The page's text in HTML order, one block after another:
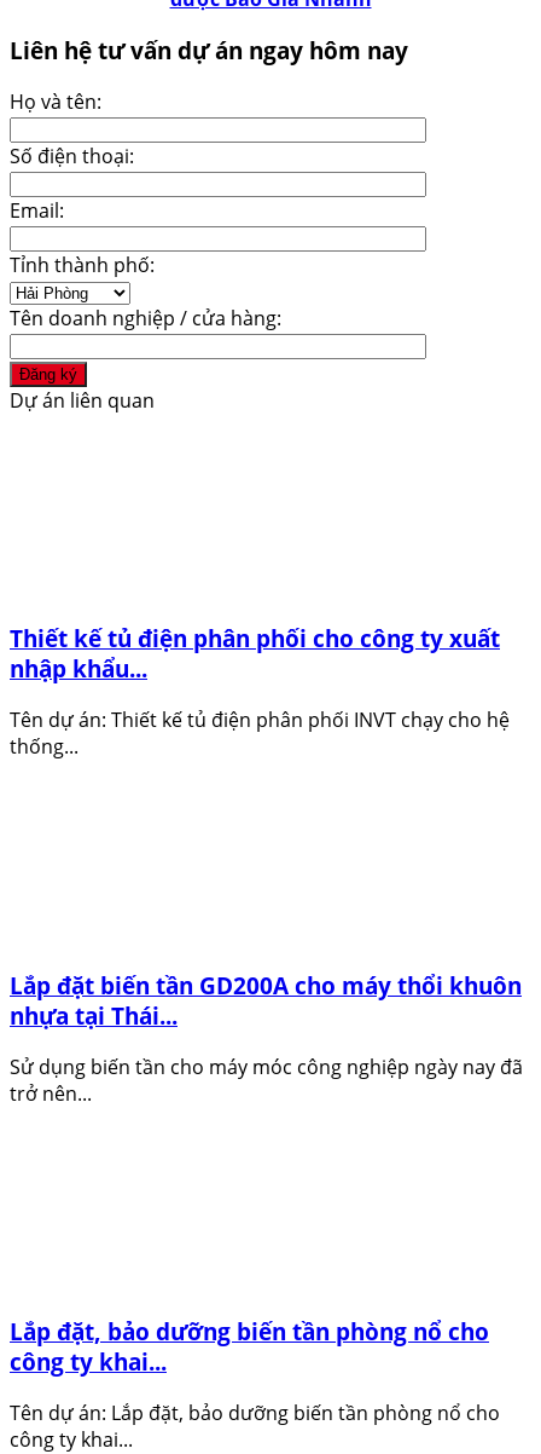
Liên hệ tư vấn dự án ngay hôm nay
Họ và tên:
Số điện thoại:
Email:
Tỉnh thành phố:
Tên doanh nghiệp / cửa hàng:
Dự án liên quan
Thiết kế tủ điện phân phối cho công ty xuất
nhập khẩu...
Tên dự án: Thiết kế tủ điện phân phối INVT chạy cho hệ
thống...
Lắp đặt biến tần GD200A cho máy thổi khuôn
nhựa tại Thái...
Sử dụng biến tần cho máy móc công nghiệp ngày nay đã
trở nên...
Lắp đặt, bảo dưỡng biến tần phòng nổ cho
công ty khai...
Tên dự án: Lắp đặt, bảo dưỡng biến tần phòng nổ cho
công ty khai...